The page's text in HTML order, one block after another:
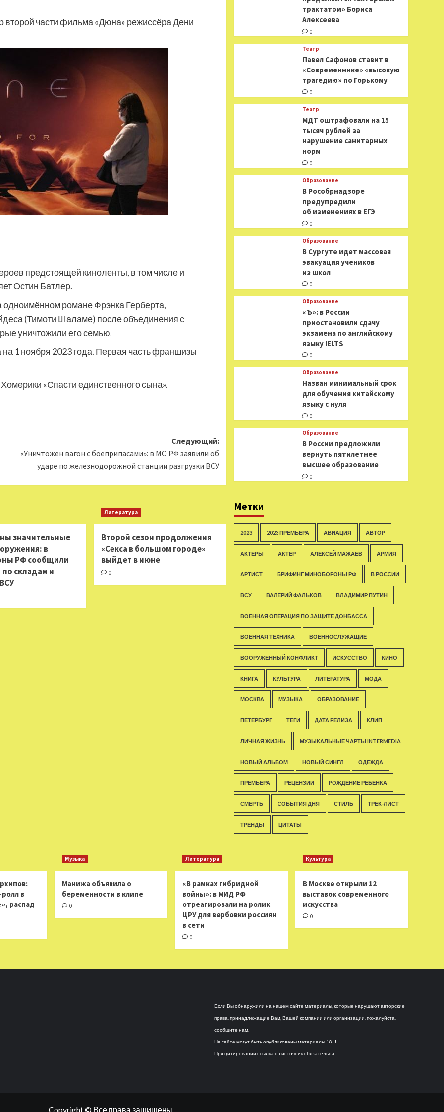
второй части фильма «Дюна» режиссёра Дени
предстоящей киноленты, в том числе и
Остин Батлер.
романе Фрэнка Герберта,
(Тимоти Шаламе) после объединения с
уничтожили его семью.
1 ноября 2023 года. Первая часть франшизы
«Спасти единственного сына».
Следующий:
«Уничтожен вагон с боеприпасами»: в МО РФ заявили об
ударе по железнодорожной станции разгрузки ВСУ
значительные
в
РФ сообщили
по складам и
Литература
Второй сезон продолжения
«Секса в большом городе»
выйдет в июне
0
трактатом» Бориса
Алексеева
0
Театр
Павел Сафонов ставит в
«Современнике» «высокую
трагедию» по Горькому
0
Театр
МДТ оштрафовали на 15
тысяч рублей за
нарушение санитарных
норм
0
Образование
В Рособрнадзоре
предупредили
об изменениях в ЕГЭ
0
Образование
В Сургуте идет массовая
эвакуация учеников
из школ
0
Образование
«Ъ»: в России
приостановили сдачу
экзамена по английскому
языку IELTS
0
Образование
Назван минимальный срок
для обучения китайскому
языку с нуля
0
Образование
В России предложили
вернуть пятилетнее
высшее образование
0
Метки
2023 2023 ПРЕМЬЕРА АВИАЦИЯ АВТОР
АКТЕРЫ АКТЁР АЛЕКСЕЙ МАЖАЕВ АРМИЯ
АРТИСТ БРИФИНГ МИНОБОРОНЫ РФ В РОССИИ
ВСУ ВАЛЕРИЙ ФАЛЬКОВ ВЛАДИМИР ПУТИН
ВОЕННАЯ ОПЕРАЦИЯ ПО ЗАЩИТЕ ДОНБАССА
ВОЕННАЯ ТЕХНИКА ВОЕННОСЛУЖАЩИЕ
ВООРУЖЕННЫЙ КОНФЛИКТ ИСКУССТВО КИНО
КНИГА КУЛЬТУРА ЛИТЕРАТУРА МОДА
МОСКВА МУЗЫКА ОБРАЗОВАНИЕ
ПЕТЕРБУРГ ТЕГИ ДАТА РЕЛИЗА КЛИП
ЛИЧНАЯ ЖИЗНЬ МУЗЫКАЛЬНЫЕ ЧАРТЫ INTERMEDIA
НОВЫЙ АЛЬБОМ НОВЫЙ СИНГЛ ОДЕЖДА
ПРЕМЬЕРА РЕЦЕНЗИИ РОЖДЕНИЕ РЕБЕНКА
СМЕРТЬ СОБЫТИЯ ДНЯ СТИЛЬ ТРЕК-ЛИСТ
ТРЕНДЫ ЦИТАТЫ
в
распад
Музыка
Манижа объявила о
беременности в клипе
0
Литература
«В рамках гибридной
войны»: в МИД РФ
отреагировали на ролик
ЦРУ для вербовки россиян
в сети
0
Культура
В Москве открыли 12
выставок современного
искусства
0
Если Вы обнаружили на нашем сайте материалы, которые нарушают авторские
права, принадлежащие Вам, Вашей компании или организации, пожалуйста,
сообщите нам.
На сайте могут быть опубликованы материалы 18+!
При цитировании ссылка на источник обязательна.
Copyright © Все права защищены.